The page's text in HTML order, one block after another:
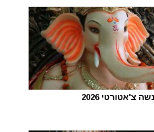
צ'אטורטי 2026